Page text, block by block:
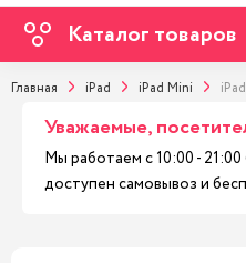
Каталог товаров
Главная iPad iPad Mini
Уважаемые,
Мы работаем с 10:00 -
доступен самовывоз и